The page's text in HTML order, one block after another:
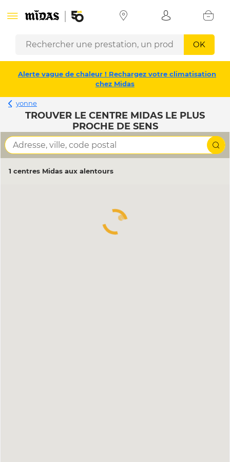
OK
Alerte vague de chaleur ! Rechargez votre climatisation
chez Midas
yonne
TROUVER LE CENTRE MIDAS LE PLUS
PROCHE DE SENS
1 centres Midas aux alentours